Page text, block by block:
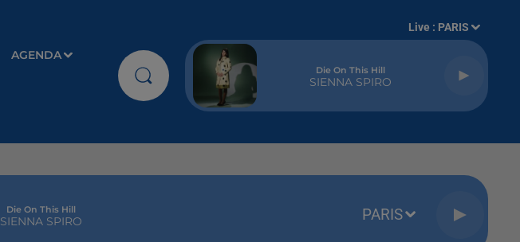
AGENDA
Live : PARIS
Die On This Hill
SIENNA SPIRO
Die On This Hill
SIENNA SPIRO PARIS